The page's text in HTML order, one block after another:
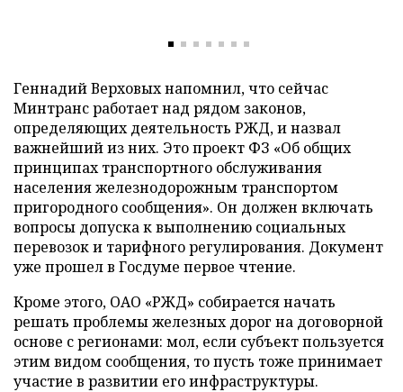
Геннадий Верховых напомнил, что сейчас
Минтранс работает над рядом законов,
определяющих деятельность РЖД, и назвал
важнейший из них. Это проект ФЗ «Об общих
принципах транспортного обслуживания
населения железнодорожным транспортом
пригородного сообщения». Он должен включать
вопросы допуска к выполнению социальных
перевозок и тарифного регулирования. Документ
уже прошел в Госдуме первое чтение.
Кроме этого, ОАО «РЖД» собирается начать
решать проблемы железных дорог на договорной
основе с регионами: мол, если субъект пользуется
этим видом сообщения, то пусть тоже принимает
участие в развитии его инфраструктуры.